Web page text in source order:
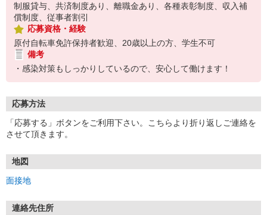
制服貸与、共済制度あり、離職金あり、各種表彰制度、収入補
償制度、従事者割引
応募資格・経験
原付自転車免許保持者歓迎、20歳以上の方、学生不可
備考
・感染対策もしっかりしているので、安心して働けます！
応募方法
「応募する」ボタンをご利用下さい。こちらより折り返しご連絡を
させて頂きます。
地図
面接地
連絡先住所